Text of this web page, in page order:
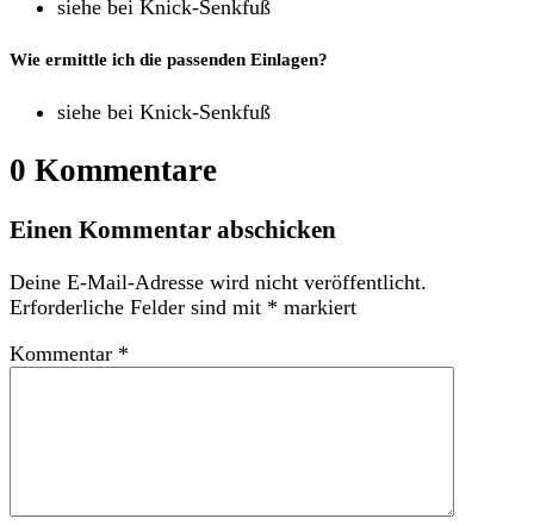
siehe bei Knick-Senkfuß
Wie ermittle ich die passenden Einlagen?
siehe bei Knick-Senkfuß
0 Kommentare
Einen Kommentar abschicken
Deine E-Mail-Adresse wird nicht veröffentlicht.
Erforderliche Felder sind mit * markiert
Kommentar *